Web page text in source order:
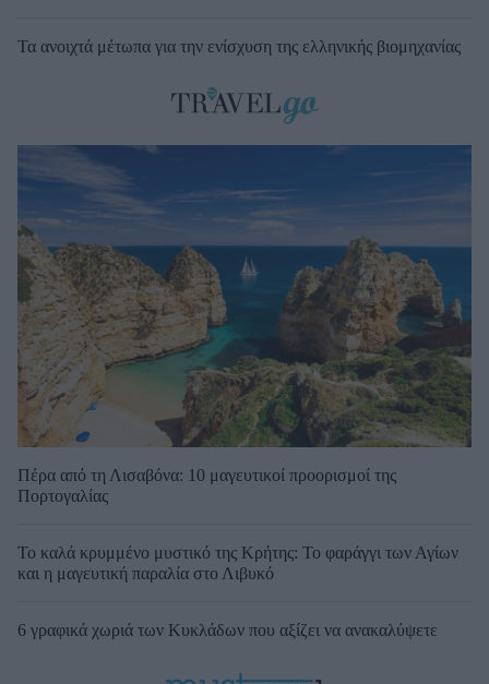
Τα ανοιχτά μέτωπα για την ενίσχυση της ελληνικής βιομηχανίας
Πέρα από τη Λισαβόνα: 10 μαγευτικοί προορισμοί της
Πορτογαλίας
Το καλά κρυμμένο μυστικό της Κρήτης: Το φαράγγι των Αγίων
και η μαγευτική παραλία στο Λιβυκό
6 γραφικά χωριά των Κυκλάδων που αξίζει να ανακαλύψετε